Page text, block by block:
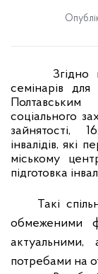
Згідно
семінарів для
соціального
зайнятості,
інвалідів, які
міському
підготовка
Такі
обмеженими
актуальними,
потребами на